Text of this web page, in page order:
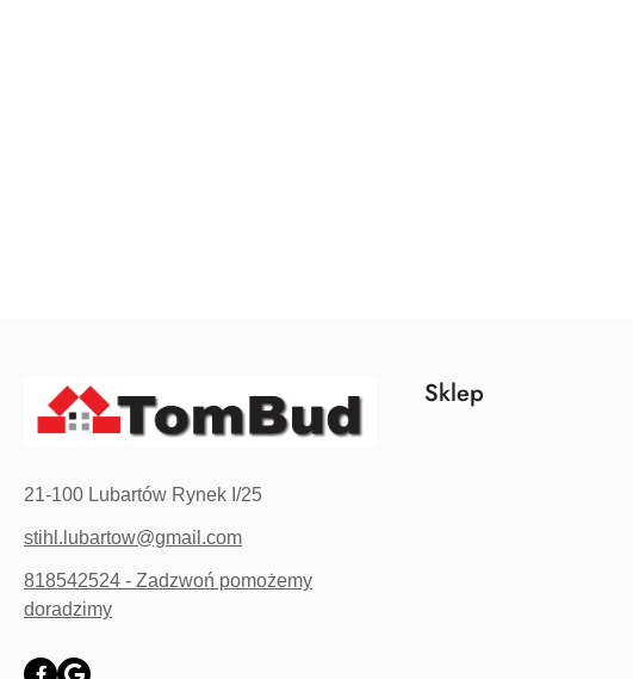
21-100 Lubartów Rynek I/25
stihl.lubartow@gmail.com
818542524 - Zadzwoń pomożemy
doradzimy
Sklep